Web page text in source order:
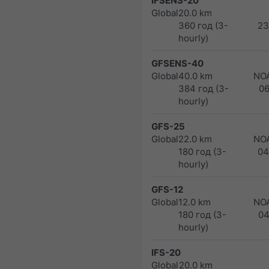
Global20.0 km
360 год (3-
hourly)
GFSENS-40
Global40.0 km
384 год (3-
hourly)
GFS-25
Global22.0 km
180 год (3-
hourly)
GFS-12
Global12.0 km
180 год (3-
hourly)
IFS-20
Global20.0 km